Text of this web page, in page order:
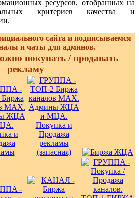
ресурсов, отобранных на
критериев качества и
сайта и подписываемся
и чаты для админов.
покупать / продавать
рекламу